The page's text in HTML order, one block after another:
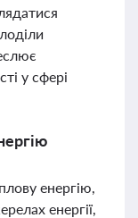
у сфері
енергію,
енергії,